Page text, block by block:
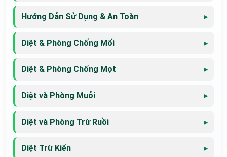
Hướng Dẫn Sử Dụng & An Toàn
Diệt & Phòng Chống Mối
Diệt & Phòng Chống Mọt
Diệt và Phòng Muỗi
Diệt và Phòng Trừ Ruồi
Diệt Trừ Kiến